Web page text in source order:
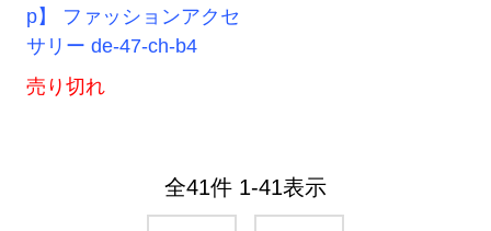
p】 ファッションアクセ
サリー de-47-ch-b4
売り切れ
全41件 1-41表示